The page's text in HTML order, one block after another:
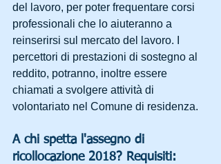
del lavoro, per poter frequentare corsi
professionali che lo aiuteranno a
reinserirsi sul mercato del lavoro. I
percettori di prestazioni di sostegno al
reddito, potranno, inoltre essere
chiamati a svolgere attività di
volontariato nel Comune di residenza.
A chi spetta l'assegno di
ricollocazione 2018? Requisiti: